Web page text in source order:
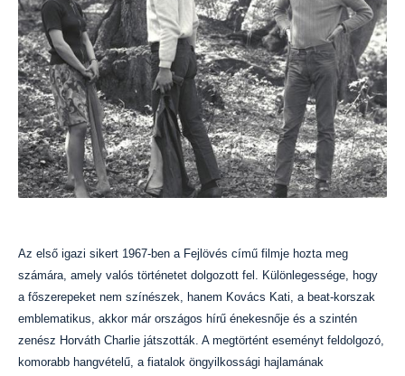
Az első igazi sikert 1967-ben a Fejlövés című filmje hozta meg
számára, amely valós történetet dolgozott fel. Különlegessége, hogy
a főszerepeket nem színészek, hanem Kovács Kati, a beat-korszak
emblematikus, akkor már országos hírű énekesnője és a szintén
zenész Horváth Charlie játszották. A megtörtént eseményt feldolgozó,
komorabb hangvételű, a fiatalok öngyilkossági hajlamának